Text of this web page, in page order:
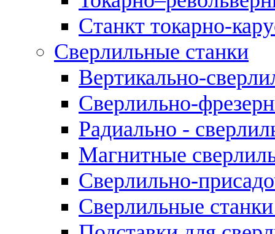
Станкт токарно-
Сверлильные станки
Вертикально-
Сверлильно-
Радиально -
Магнитные
Сверлильно-
Сверлильные